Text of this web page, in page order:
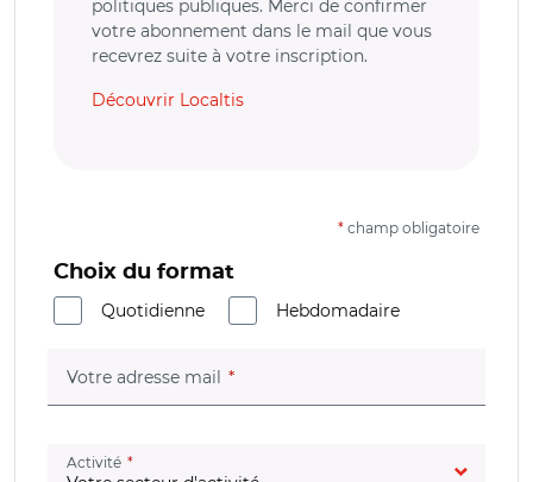
politiques publiques. Merci de confirmer
votre abonnement dans le mail que vous
recevrez suite à votre inscription.
Découvrir Localtis
* champ obligatoire
Choix du format
Quotidienne
Hebdomadaire
Votre adresse mail (champ obligatoire)
Activité (champ obligatoire)